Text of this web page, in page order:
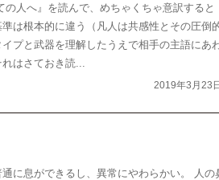
人へ』を読んで、めちゃくちゃ意訳すると
は根本的に違う（凡人は共感性とその圧倒
プと武器を理解したうえで相手の主語にあ
はさておき読...
2019年3月23日
に息ができるし、異常にやわらかい。 人の